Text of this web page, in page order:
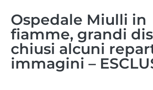
Ospedale Miulli in
fiamme, grandi
chiusi alcuni
immagini –